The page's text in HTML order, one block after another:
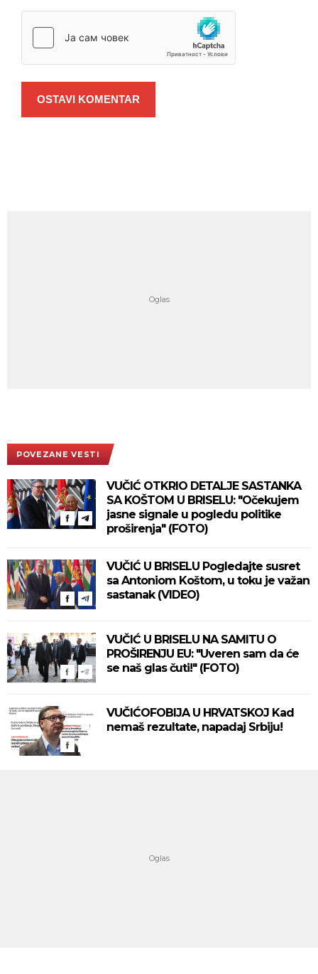
OSTAVI KOMENTAR
POVEZANE VESTI
VUČIĆ OTKRIO DETALJE SASTANKA
SA KOŠTOM U BRISELU: "Očekujem
jasne signale u pogledu politike
proširenja" (FOTO)
VUČIĆ U BRISELU Pogledajte susret
sa Antoniom Koštom, u toku je važan
sastanak (VIDEO)
VUČIĆ U BRISELU NA SAMITU O
PROŠIRENJU EU: "Uveren sam da će
se naš glas čuti!" (FOTO)
VUČIĆOFOBIJA U HRVATSKOJ Kad
nemaš rezultate, napadaj Srbiju!